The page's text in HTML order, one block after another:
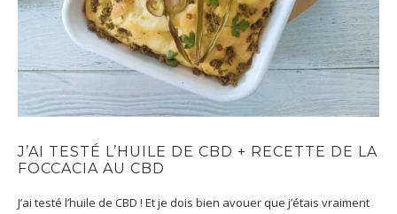
J’AI TESTÉ L’HUILE DE CBD + RECETTE DE LA
FOCCACIA AU CBD
J’ai testé l’huile de CBD ! Et je dois bien avouer que j’étais vraiment